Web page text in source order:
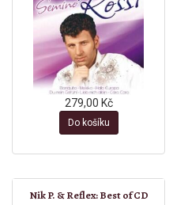
279,00 Kč
Do košíku
Nik P. & Reflex: Best of CD